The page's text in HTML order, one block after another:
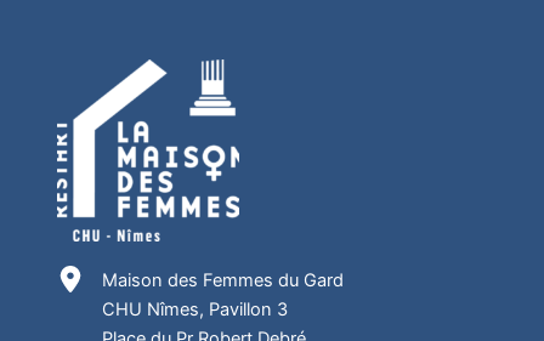
Maison des Femmes du Gard
CHU Nîmes, Pavillon 3